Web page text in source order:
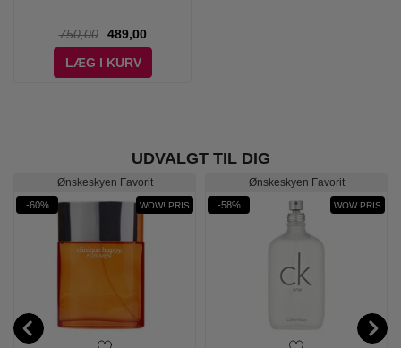
750,00
489,00
LÆG I KURV
UDVALGT TIL DIG
Ønskeskyen Favorit
-60% WOW! PRIS
Ønskeskyen Favorit
-58% WOW PRIS